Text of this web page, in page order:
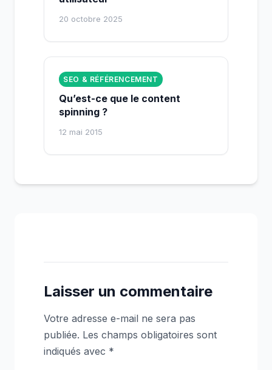
20 octobre 2025
SEO & RÉFÉRENCEMENT
Qu’est-ce que le content
spinning ?
12 mai 2015
Laisser un commentaire
Votre adresse e-mail ne sera pas
publiée. Les champs obligatoires sont
indiqués avec *